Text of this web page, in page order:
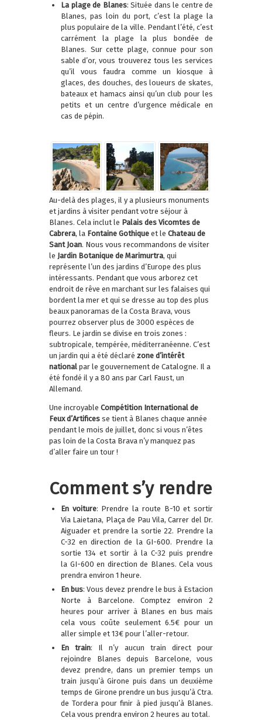
La plage de Blanes: Située dans le centre de
Blanes, pas loin du port, c’est la plage la
plus populaire de la ville. Pendant l’été, c’est
carrément la plage la plus bondée de
Blanes. Sur cette plage, connue pour son
sable d’or, vous trouverez tous les services
qu’il vous faudra comme un kiosque à
glaces, des douches, des loueurs de skates,
bateaux et hamacs ainsi qu’un club pour les
petits et un centre d’urgence médicale en
cas de pépin.
Au-delà des plages, il y a plusieurs monuments
et jardins à visiter pendant votre séjour à
Blanes. Cela inclut le Palais des Vicomtes de
Cabrera, la Fontaine Gothique et le Chateau de
Sant Joan. Nous vous recommandons de visiter
le Jardin Botanique de Marimurtra, qui
représente l’un des jardins d’Europe des plus
intéressants. Pendant que vous arborez cet
endroit de rêve en marchant sur les falaises qui
bordent la mer et qui se dresse au top des plus
beaux panoramas de la Costa Brava, vous
pourrez observer plus de 3000 espèces de
fleurs. Le jardin se divise en trois zones :
subtropicale, tempérée, méditerranéenne. C’est
un jardin qui a été déclaré zone d’intérêt
national par le gouvernement de Catalogne. Il a
été fondé il y a 80 ans par Carl Faust, un
Allemand.
Une incroyable Compétition International de
Feux d’Artifices se tient à Blanes chaque année
pendant le mois de juillet, donc si vous n’êtes
pas loin de la Costa Brava n’y manquez pas
d’aller faire un tour !
Comment s’y rendre
En voiture: Prendre la route B-10 et sortir
Via Laietana, Plaça de Pau Vila, Carrer del Dr.
Aiguader et prendre la sortie 22. Prendre la
C-32 en direction de la GI-600. Prendre la
sortie 134 et sortir à la C-32 puis prendre
la GI-600 en direction de Blanes. Cela vous
prendra environ 1 heure.
En bus: Vous devez prendre le bus à Estacion
Norte à Barcelone. Comptez environ 2
heures pour arriver à Blanes en bus mais
cela vous coûte seulement 6.5€ pour un
aller simple et 13€ pour l’aller-retour.
En train: Il n’y aucun train direct pour
rejoindre Blanes depuis Barcelone, vous
devez prendre, dans un premier temps un
train jusqu’à Girone puis dans un deuxième
temps de Girone prendre un bus jusqu’à Ctra.
de Tordera pour finir à pied jusqu’à Blanes.
Cela vous prendra environ 2 heures au total.